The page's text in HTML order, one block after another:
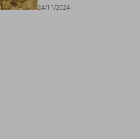
24/11/2024